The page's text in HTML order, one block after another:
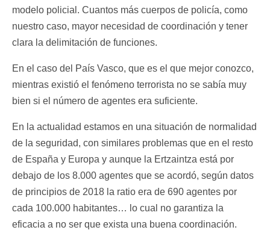
modelo policial. Cuantos más cuerpos de policía, como
nuestro caso, mayor necesidad de coordinación y tener
clara la delimitación de funciones.
En el caso del País Vasco, que es el que mejor conozco,
mientras existió el fenómeno terrorista no se sabía muy
bien si el número de agentes era suficiente.
En la actualidad estamos en una situación de normalidad
de la seguridad, con similares problemas que en el resto
de España y Europa y aunque la Ertzaintza está por
debajo de los 8.000 agentes que se acordó, según datos
de principios de 2018 la ratio era de 690 agentes por
cada 100.000 habitantes… lo cual no garantiza la
eficacia a no ser que exista una buena coordinación.